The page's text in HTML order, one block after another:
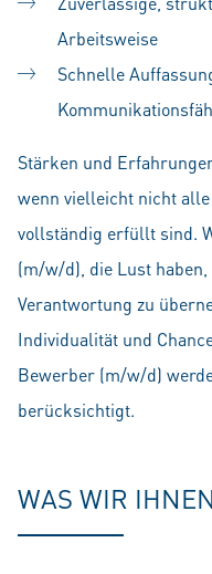
Arbeitsweise
Schnelle
Stärken und
wenn vielleicht nicht
vollständig erfüllt sind.
(m/w/d), die Lust
Verantwortung zu
Individualität und
Bewerber (m/w/d)
berücksichtigt.
WAS WIR